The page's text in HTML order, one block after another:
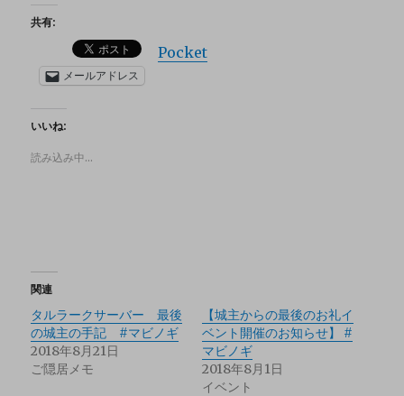
共有:
Pocket
メールアドレス
いいね:
読み込み中…
関連
タルラークサーバー 最後
の城主の手記 #マビノギ
2018年8月21日
ご隠居メモ
【城主からの最後のお礼イ
ベント開催のお知らせ】 #
マビノギ
2018年8月1日
イベント